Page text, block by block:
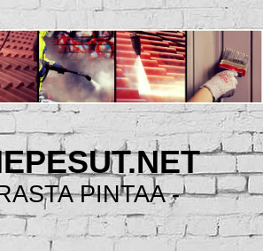
PINTAA -